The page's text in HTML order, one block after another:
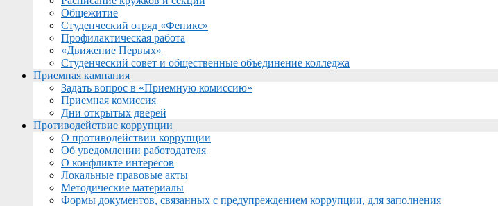
Общежитие
Студенческий отряд «Феникс»
Профилактическая работа
«Движение Первых»
Студенческий совет и общественные объединение колледжа
Приемная кампания
Задать вопрос в «Приемную комиссию»
Приемная комиссия
Дни открытых дверей
Противодействие коррупции
О противодействии коррупции
Об уведомлении работодателя
О конфликте интересов
Локальные правовые акты
Методические материалы
Формы документов, связанных с предупреждением коррупции, для заполнения